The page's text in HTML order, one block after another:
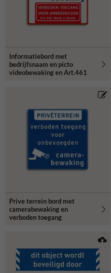
Informatiebord met
bedrijfsnaam en picto
videobewaking en Art.461
Prive terrein bord met
camerabewaking en
verboden toegang